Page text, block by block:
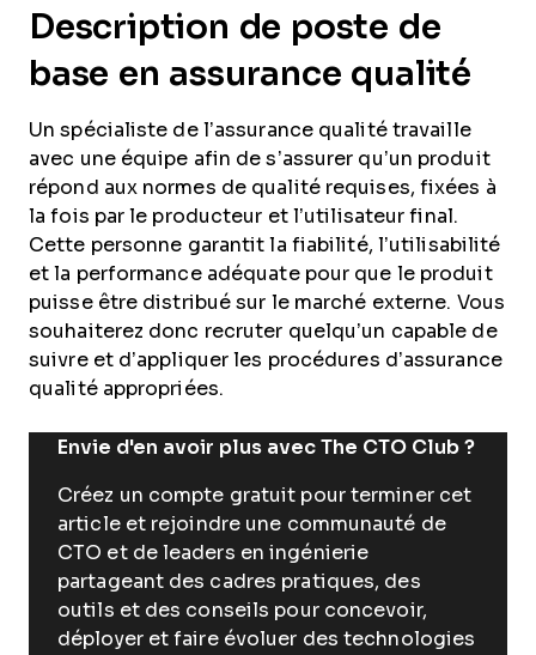
Description de poste de
base en assurance qualité
Un spécialiste de l’assurance qualité travaille
avec une équipe afin de s’assurer qu’un produit
répond aux normes de qualité requises, fixées à
la fois par le producteur et l’utilisateur final.
Cette personne garantit la fiabilité, l’utilisabilité
et la performance adéquate pour que le produit
puisse être distribué sur le marché externe. Vous
souhaiterez donc recruter quelqu’un capable de
suivre et d’appliquer les procédures d’assurance
qualité appropriées.
Envie d'en avoir plus avec The CTO Club ?
Créez un compte gratuit pour terminer cet
article et rejoindre une communauté de
CTO et de leaders en ingénierie
partageant des cadres pratiques, des
outils et des conseils pour concevoir,
déployer et faire évoluer des technologies